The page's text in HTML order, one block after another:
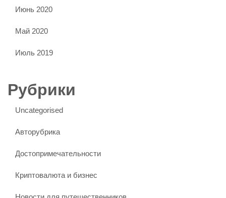
Июнь 2020
Май 2020
Июль 2019
Рубрики
Uncategorised
Авторубрика
Достопримечательности
Криптовалюта и бизнес